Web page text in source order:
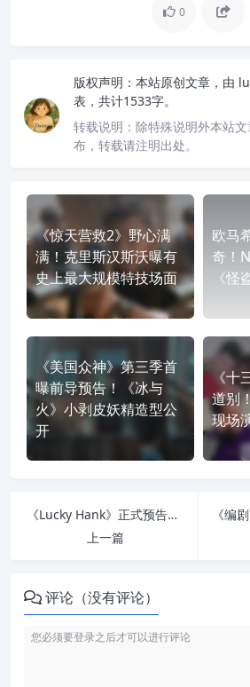
0
版权声明： 本站原创文章，由
表，共计1533字。
转载说明： 除特殊说明外本站
布，转载请注明出处。
《惊天营救2》野心满
满！克里斯汉斯沃曝有
史上最大规模特技场面
欧马
奇！
《
《美国众神》第三季首
曝前导预告！《冰与
火》小剥皮妖精造型公
开
《十
道别
现场
《Lucky Hank》正式预告上线！《绝命律师》鲍勃奥登科克化身英文教授
上一篇
评论（没有评论）